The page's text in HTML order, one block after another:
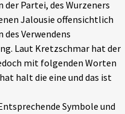
Partei, des Wurzeners
Jalousie offensichtlich
Verwendens
Laut Kretzschmar hat der
mit folgenden Worten
halt die eine und das ist
Symbole und